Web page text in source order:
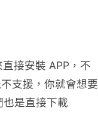
接安裝 APP，不
支援，你就會想要
也是直接下載